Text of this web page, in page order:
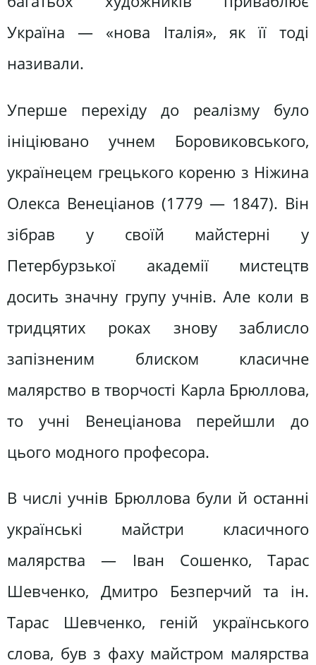
Україна — «нова Італія», як її тоді
називали.
Уперше перехіду до реалізму було
ініціювано учнем Боровиковського,
українецем грецького кореню з Ніжина
Олекса Венеціанов (1779 — 1847). Він
зібрав у своїй майстерні у
Петербурзької академії мистецтв
досить значну групу учнів. Але коли в
тридцятих роках знову заблисло
запізненим блиском класичне
малярство в творчості Карла Брюллова,
то учні Венеціанова перейшли до
цього модного професора.
В числі учнів Брюллова були й останні
українські майстри класичного
малярства — Іван Сошенко, Тарас
Шевченко, Дмитро Безперчий та ін.
Тарас Шевченко, геній українського
слова, був з фаху майстром малярства